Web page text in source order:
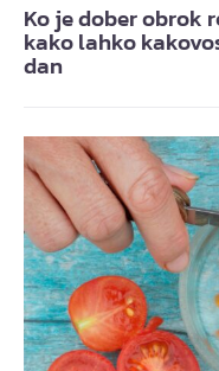
Ko je dober obrok
kako lahko
dan